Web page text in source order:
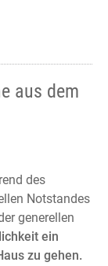
aus dem
des
Notstandes
generellen
ein
zu gehen.